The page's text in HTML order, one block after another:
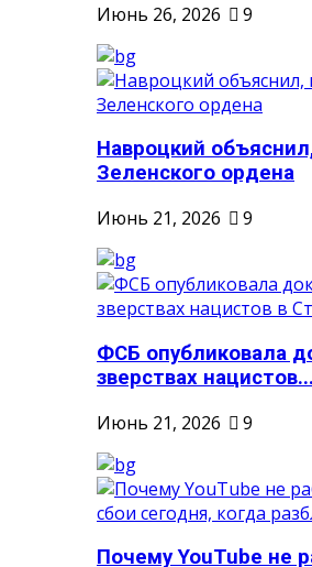
Июнь 26, 2026
9
Навроцкий
Зеленского ордена
Июнь 21, 2026
9
ФСБ опубликовала
зверствах нацистов...
Июнь 21, 2026
9
Почему YouTube не